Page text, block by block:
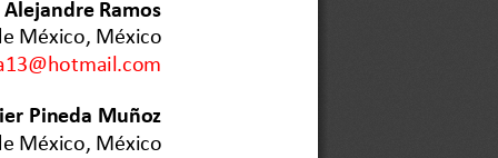
Ramos
México, México
Pineda Muñoz
México, México